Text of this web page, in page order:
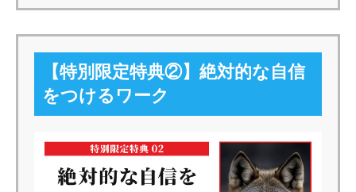
【特別限定特典②】絶対的な自信
をつけるワーク